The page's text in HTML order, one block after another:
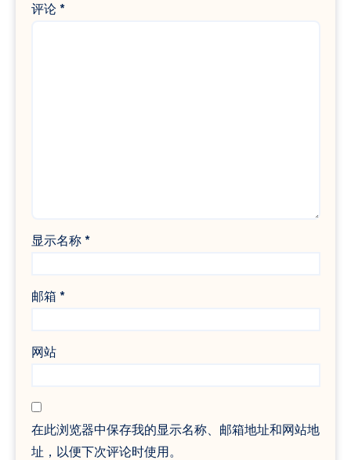
评论 *
显示名称 *
邮箱 *
网站
在此浏览器中保存我的显示名称、邮箱地址和网站地
址，以便下次评论时使用。